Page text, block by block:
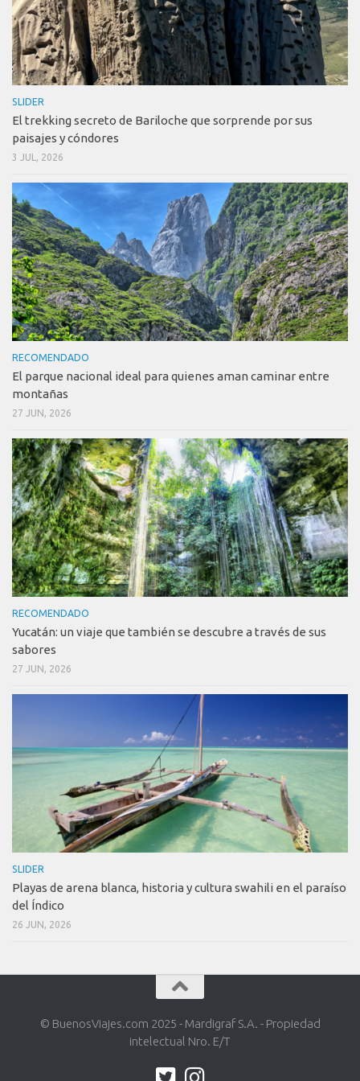
SLIDER
El trekking secreto de Bariloche que sorprende por sus
paisajes y cóndores
3 JUL, 2026
RECOMENDADO
El parque nacional ideal para quienes aman caminar entre
montañas
27 JUN, 2026
RECOMENDADO
Yucatán: un viaje que también se descubre a través de sus
sabores
27 JUN, 2026
SLIDER
Playas de arena blanca, historia y cultura swahili en el paraíso
del Índico
26 JUN, 2026
© BuenosViajes.com 2025 - Mardigraf S.A. - Propiedad
intelectual Nro. E/T